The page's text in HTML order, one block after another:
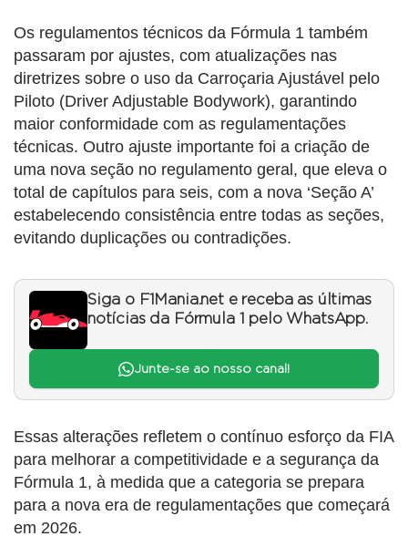
Os regulamentos técnicos da Fórmula 1 também
passaram por ajustes, com atualizações nas
diretrizes sobre o uso da Carroçaria Ajustável pelo
Piloto (Driver Adjustable Bodywork), garantindo
maior conformidade com as regulamentações
técnicas. Outro ajuste importante foi a criação de
uma nova seção no regulamento geral, que eleva o
total de capítulos para seis, com a nova ‘Seção A’
estabelecendo consistência entre todas as seções,
evitando duplicações ou contradições.
Siga o F1Mania.net e receba as últimas
notícias da Fórmula 1 pelo WhatsApp.
Junte-se ao nosso canal!
Essas alterações refletem o contínuo esforço da FIA
para melhorar a competitividade e a segurança da
Fórmula 1, à medida que a categoria se prepara
para a nova era de regulamentações que começará
em 2026.